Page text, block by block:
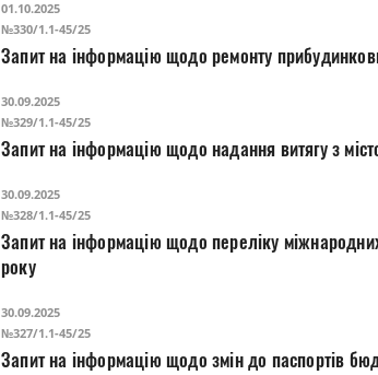
01.10.2025
№330/1.1-45/25
Запит на інформацію щодо ремонту
30.09.2025
№329/1.1-45/25
Запит на інформацію щодо надання витягу з
30.09.2025
№328/1.1-45/25
Запит на інформацію щодо переліку
року
30.09.2025
№327/1.1-45/25
Запит на інформацію щодо змін до паспортів